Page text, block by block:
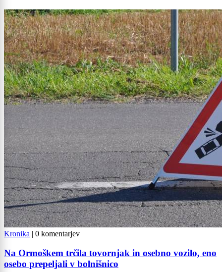
Kronika | 0 komentarjev
Na Ormoškem trčila tovornjak in osebno vozilo, eno
osebo prepeljali v bolnišnico